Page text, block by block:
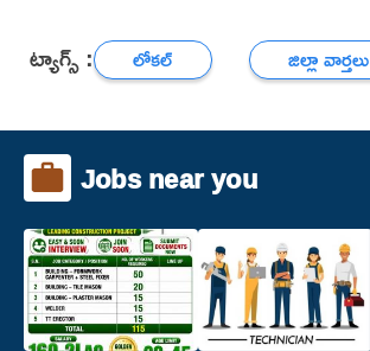
ట్యాగ్స్ : లోకల్ జిల్లా వార్తలు
Jobs near you